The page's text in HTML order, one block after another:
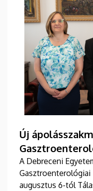
Új
A Debreceni
augusztus 6-tól